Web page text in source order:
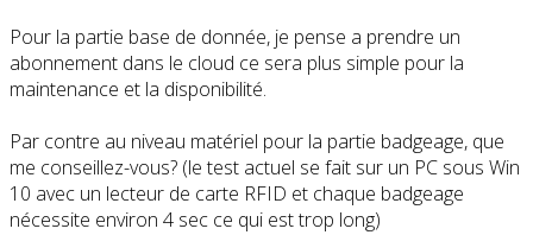
Pour la partie base de donnée, je pense a prendre un
abonnement dans le cloud ce sera plus simple pour la
maintenance et la disponibilité.
Par contre au niveau matériel pour la partie badgeage, que
me conseillez-vous? (le test actuel se fait sur un PC sous Win
10 avec un lecteur de carte RFID et chaque badgeage
nécessite environ 4 sec ce qui est trop long)